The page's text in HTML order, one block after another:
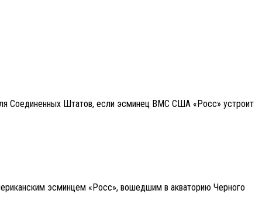
Соединенных Штатов, если эсминец ВМС США «Росс» устроит
эсминцем «Росс», вошедшим в акваторию Черного